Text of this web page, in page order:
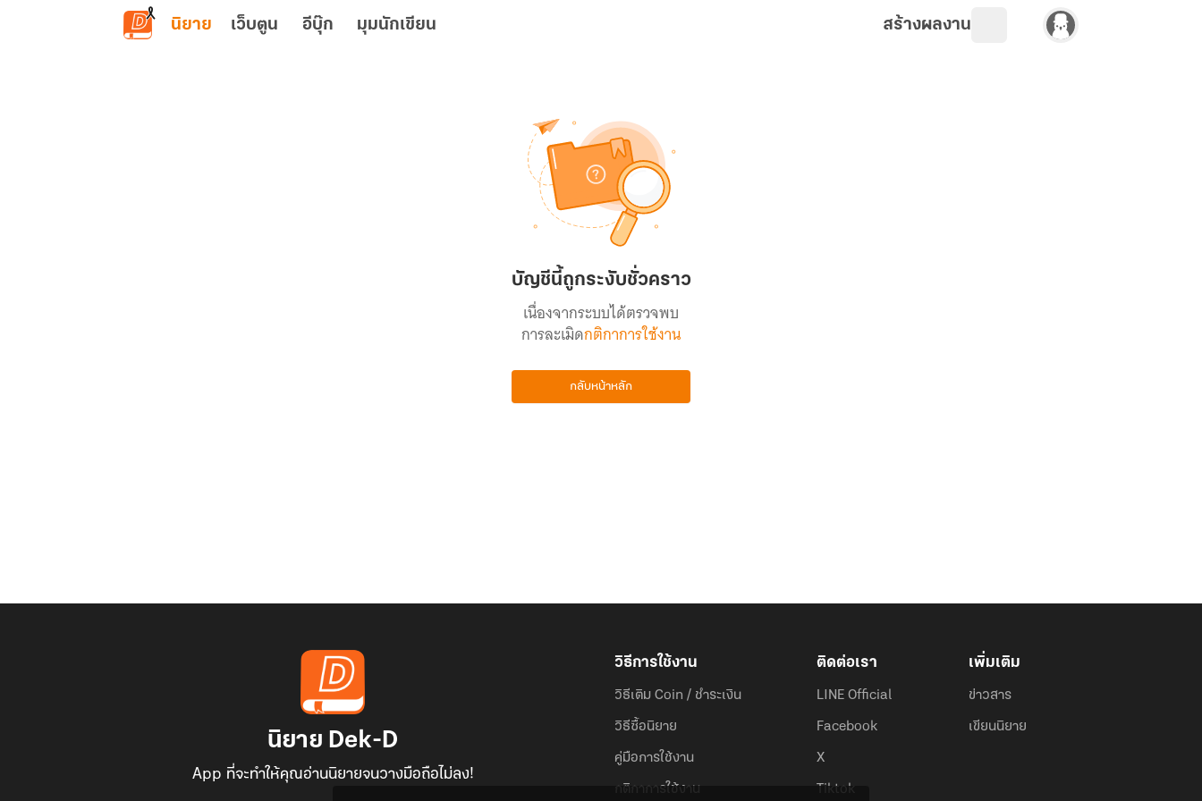
ข้ามไปยังเนื้อหาหลัก
นิยาย เว็บตูน อีบุ๊ก มุมนักเขียน สร้างผลงาน
บัญชีนี้ถูกระงับชั่วคราว
เนื่องจากระบบได้ตรวจพบ
การละเมิดกติกาการใช้งาน
กลับหน้าหลัก
นิยาย Dek-D
App ที่จะทำให้คุณอ่านนิยายจนวางมือถือไม่ลง!
วิธีการใช้งาน
วิธีเติม Coin / ชำระเงิน
วิธีซื้อนิยาย
คู่มือการใช้งาน
กติกาการใช้งาน
ติดต่อเรา
LINE Official
Facebook
X
Tiktok
เพิ่มเติม
ข่าวสาร
เขียนนิยาย